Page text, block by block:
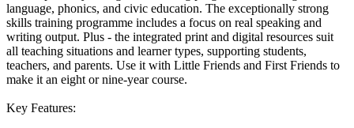
language, phonics, and civic education. The exceptionally strong
skills training programme includes a focus on real speaking and
writing output. Plus - the integrated print and digital resources suit
all teaching situations and learner types, supporting students,
teachers, and parents. Use it with Little Friends and First Friends to
make it an eight or nine-year course.
Key Features: